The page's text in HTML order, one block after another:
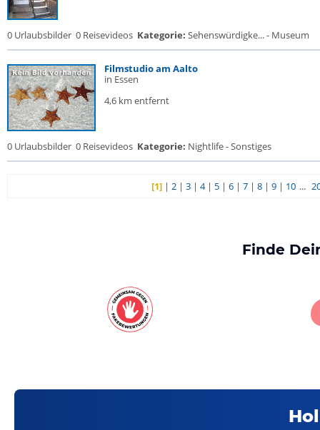
0 Urlaubsbilder 0 Reisevideos Kategorie: Sehenswürdigke... - Museum
Filmstudio am Aalto
in Essen
4,6 km entfernt
0 Urlaubsbilder 0 Reisevideos Kategorie: Nightlife - Sonstiges
[1]| 2| 3| 4| 5| 6| 7| 8| 9| 10 ...
Finde